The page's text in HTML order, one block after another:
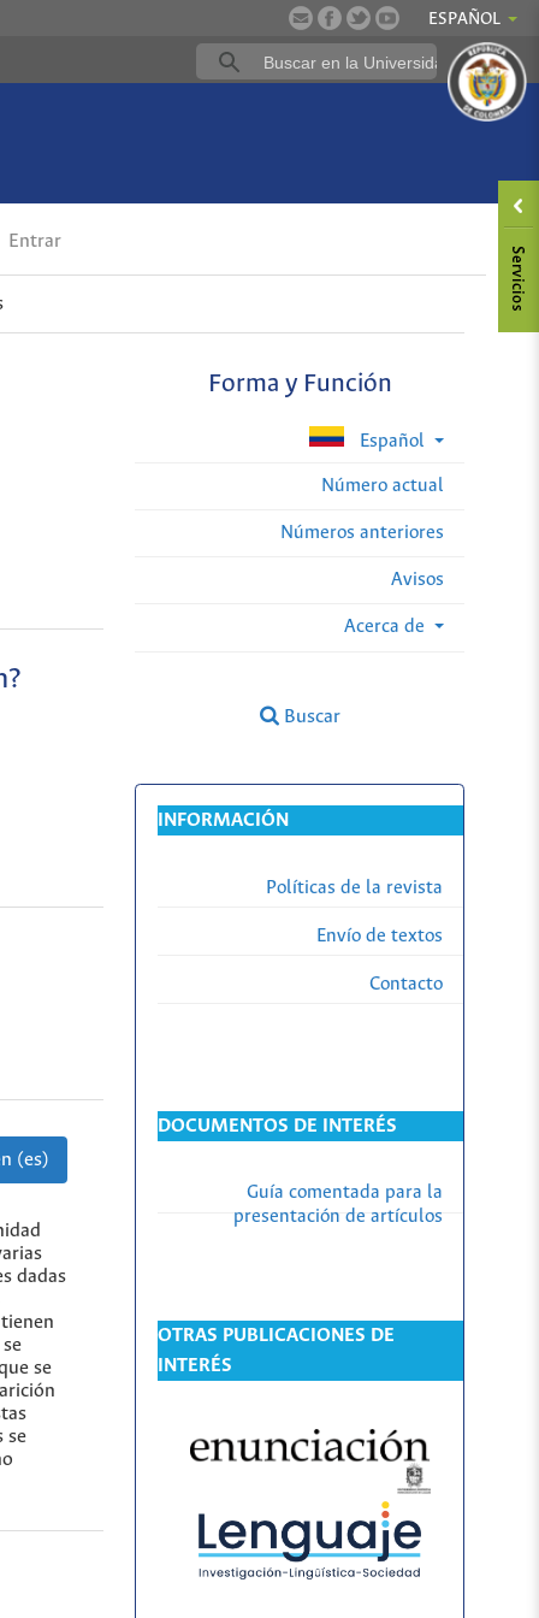
ESPAÑOL
Entrar
Forma y Función
Español
Número actual
Números anteriores
Avisos
Acerca de
Buscar
(es)
dadas
se
se
INFORMACIÓN
Políticas de la revista
Envío de textos
Contacto
DOCUMENTOS DE INTERÉS
Guía comentada para la
presentación de artículos
OTRAS PUBLICACIONES DE
INTERÉS